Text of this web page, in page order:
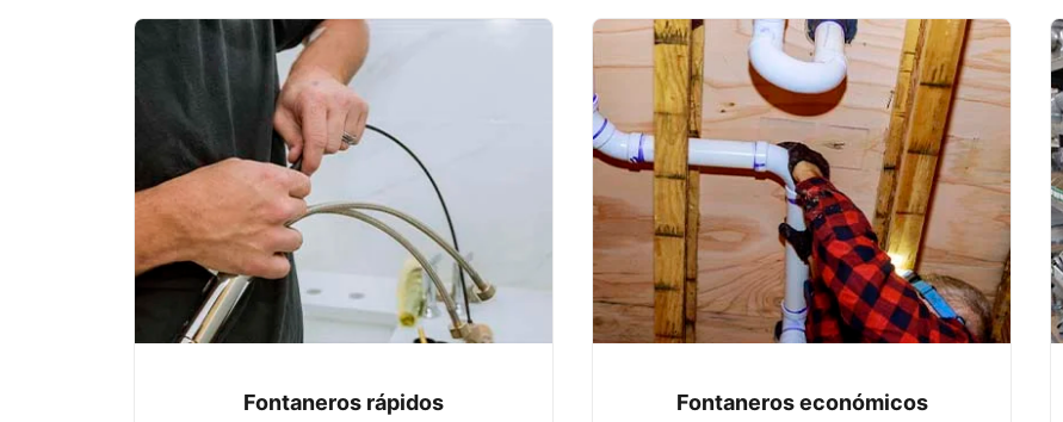
Fontaneros rápidos
Fontaneros económicos